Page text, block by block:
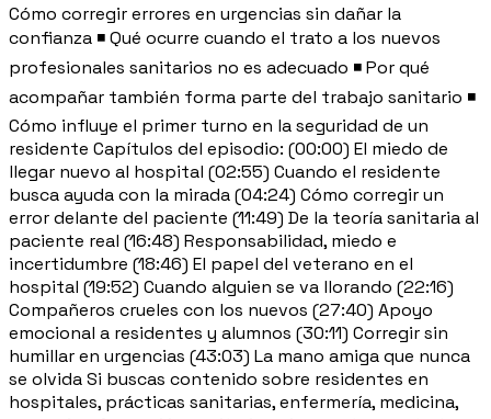
Cómo corregir errores en urgencias sin dañar la
confianza ◾ Qué ocurre cuando el trato a los nuevos
profesionales sanitarios no es adecuado ◾ Por qué
acompañar también forma parte del trabajo sanitario ◾
Cómo influye el primer turno en la seguridad de un
residente Capítulos del episodio: (00:00) El miedo de
llegar nuevo al hospital (02:55) Cuando el residente
busca ayuda con la mirada (04:24) Cómo corregir un
error delante del paciente (11:49) De la teoría sanitaria al
paciente real (16:48) Responsabilidad, miedo e
incertidumbre (18:46) El papel del veterano en el
hospital (19:52) Cuando alguien se va llorando (22:16)
Compañeros crueles con los nuevos (27:40) Apoyo
emocional a residentes y alumnos (30:11) Corregir sin
humillar en urgencias (43:03) La mano amiga que nunca
se olvida Si buscas contenido sobre residentes en
hospitales, prácticas sanitarias, enfermería, medicina,